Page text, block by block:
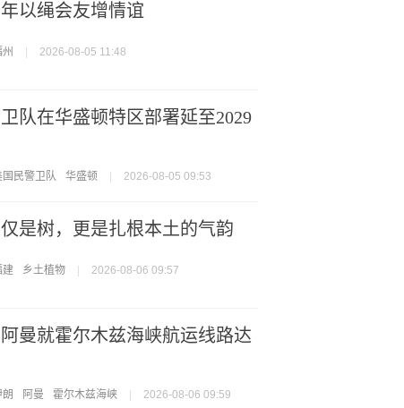
以绳会友增情谊
2026-08-05 11:48
队在华盛顿特区部署延至2029
国民警卫队 华盛顿 2026-08-05 09:53
是树，更是扎根本土的气韵
建 乡土植物 2026-08-06 09:57
曼就霍尔木兹海峡航运线路达
阿曼 霍尔木兹海峡 2026-08-06 09:59